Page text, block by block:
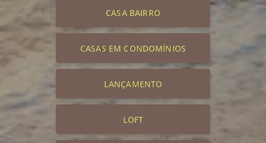
CASA BAIRRO
CASAS EM CONDOMÍNIOS
LANÇAMENTO
LOFT